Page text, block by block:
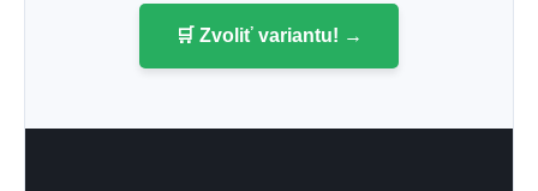
🛒 Zvoliť variantu! →